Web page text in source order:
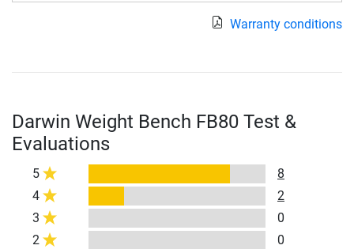
Warranty conditions
Darwin Weight Bench FB80 Test &
Evaluations
5
8
4
2
3
0
2
0